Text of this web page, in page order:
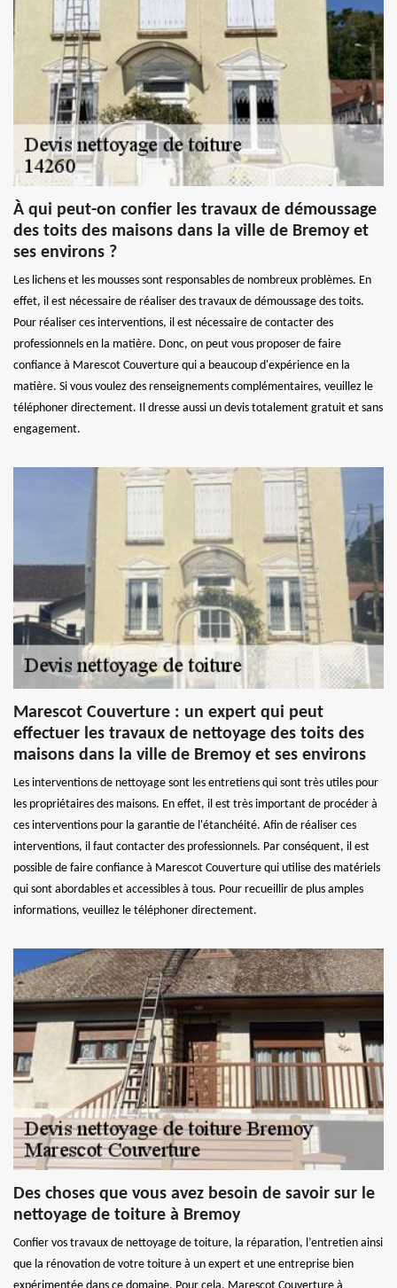
À qui peut-on confier les travaux de démoussage
des toits des maisons dans la ville de Bremoy et
ses environs ?
Les lichens et les mousses sont responsables de nombreux problèmes. En
effet, il est nécessaire de réaliser des travaux de démoussage des toits.
Pour réaliser ces interventions, il est nécessaire de contacter des
professionnels en la matière. Donc, on peut vous proposer de faire
confiance à Marescot Couverture qui a beaucoup d'expérience en la
matière. Si vous voulez des renseignements complémentaires, veuillez le
téléphoner directement. Il dresse aussi un devis totalement gratuit et sans
engagement.
Marescot Couverture : un expert qui peut
effectuer les travaux de nettoyage des toits des
maisons dans la ville de Bremoy et ses environs
Les interventions de nettoyage sont les entretiens qui sont très utiles pour
les propriétaires des maisons. En effet, il est très important de procéder à
ces interventions pour la garantie de l'étanchéité. Afin de réaliser ces
interventions, il faut contacter des professionnels. Par conséquent, il est
possible de faire confiance à Marescot Couverture qui utilise des matériels
qui sont abordables et accessibles à tous. Pour recueillir de plus amples
informations, veuillez le téléphoner directement.
Des choses que vous avez besoin de savoir sur le
nettoyage de toiture à Bremoy
Confier vos travaux de nettoyage de toiture, la réparation, l’entretien ainsi
que la rénovation de votre toiture à un expert et une entreprise bien